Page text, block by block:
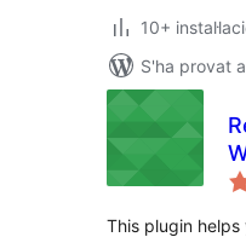
10+
S'ha provat
This plugin